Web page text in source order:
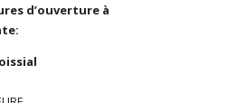
d’ouverture à